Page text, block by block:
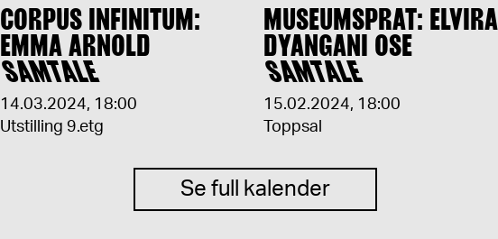
CORPUS INFINITUM:
EMMA ARNOLD
SAMTALE
14.03.2024, 18:00
Utstilling 9.etg
MUSEUMSPRAT: ELVIRA
DYANGANI OSE
SAMTALE
15.02.2024, 18:00
Toppsal
Se full kalender